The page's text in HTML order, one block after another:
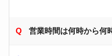
営業時間は何時から何